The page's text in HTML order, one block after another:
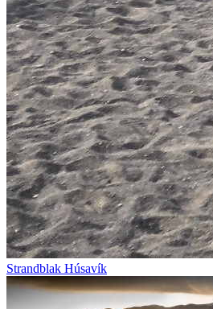
Strandblak Húsavík